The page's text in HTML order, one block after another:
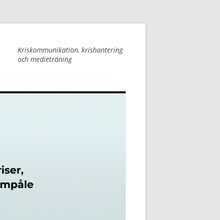
Kriskommunikation, krishantering
och medieträning